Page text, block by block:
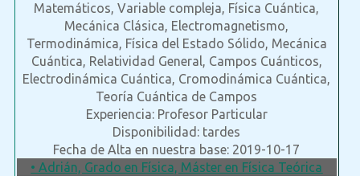
Matemáticos, Variable compleja, Física Cuántica,
Mecánica Clásica, Electromagnetismo,
Termodinámica, Física del Estado Sólido, Mecánica
Cuántica, Relatividad General, Campos Cuánticos,
Electrodinámica Cuántica, Cromodinámica Cuántica,
Teoría Cuántica de Campos
Experiencia: Profesor Particular
Disponibilidad: tardes
Fecha de Alta en nuestra base: 2019-10-17
• Adrián, Grado en Física, Máster en Física Teórica